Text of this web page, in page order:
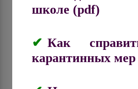
школе (pdf)
Как
карантинных мер